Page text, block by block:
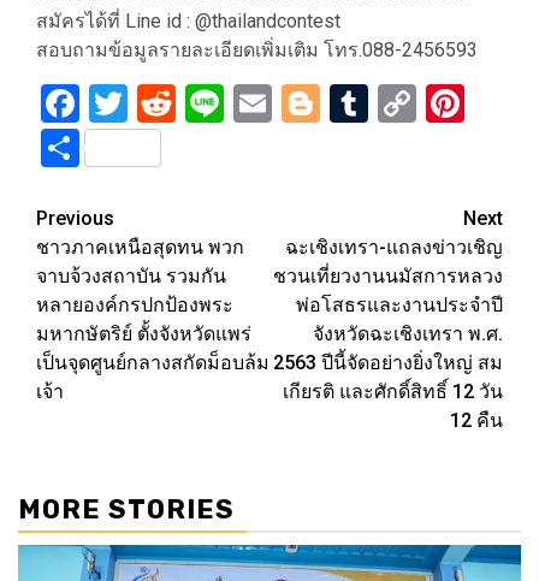
สมัครได้ที่ Line id : @thailandcontest
สอบถามข้อมูลรายละเอียดเพิ่มเติม โทร.088-2456593
Facebook
Twitter
Reddit
LineEmailBlogger
Tumblr
Copy
Share
Post
navigation
Previous
ชาวภาคเหนือสุดทน พวก
จาบจ้วงสถาบัน รวมกัน
หลายองค์กรปกป้องพระ
มหากษัตริย์ ตั้งจังหวัดแพร่
เป็นจุดศูนย์กลางสกัดม็อบล้ม
เจ้า
Next
ฉะเชิงเทรา-แถลงข่าวเชิญ
ชวนเที่ยวงานนมัสการหลวง
พ่อโสธรและงานประจำปี
จังหวัดฉะเชิงเทรา พ.ศ.
2563 ปีนี้จัดอย่างยิ่งใหญ่ สม
เกียรติ และศักดิ์สิทธิ์ 12 วัน
12 คืน
MORE STORIES